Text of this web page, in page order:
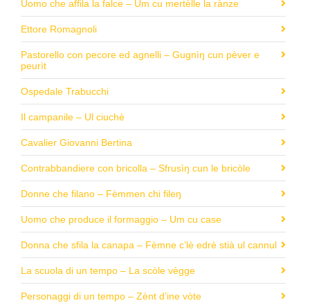
Uomo che affila la falce – Um cu mertèlle la rànze
Ettore Romagnoli
Pastorello con pecore ed agnelli – Gugnìŋ cun pèver e
peurìt
Ospedale Trabucchi
Il campanile – Ul ciuchè
Cavalier Giovanni Bertina
Contrabbandiere con bricolla – Sfrusìŋ cun le bricòle
Donne che filano – Fèmmen chi fileŋ
Uomo che produce il formaggio – Um cu case
Donna che sfila la canapa – Fèmne c’lè edrè stià ul cannul
La scuola di un tempo – La scòle vègge
Personaggi di un tempo – Zènt d’ine vòte